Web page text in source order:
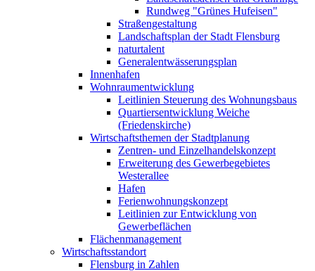
Rundweg "Grünes Hufeisen"
Straßengestaltung
Landschaftsplan der Stadt Flensburg
naturtalent
Generalentwässerungsplan
Innenhafen
Wohnraumentwicklung
Leitlinien Steuerung des Wohnungsbaus
Quartiersentwicklung Weiche
(Friedenskirche)
Wirtschaftsthemen der Stadtplanung
Zentren- und Einzelhandelskonzept
Erweiterung des Gewerbegebietes
Westerallee
Hafen
Ferienwohnungskonzept
Leitlinien zur Entwicklung von
Gewerbeflächen
Flächenmanagement
Wirtschaftsstandort
Flensburg in Zahlen